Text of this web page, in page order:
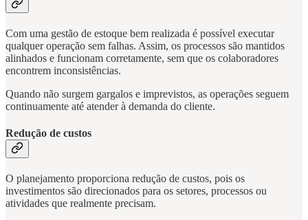
Com uma gestão de estoque bem realizada é possível executar
qualquer operação sem falhas. Assim, os processos são mantidos
alinhados e funcionam corretamente, sem que os colaboradores
encontrem inconsistências.
Quando não surgem gargalos e imprevistos, as operações seguem
continuamente até atender à demanda do cliente.
Redução de custos
O planejamento proporciona redução de custos, pois os
investimentos são direcionados para os setores, processos ou
atividades que realmente precisam.